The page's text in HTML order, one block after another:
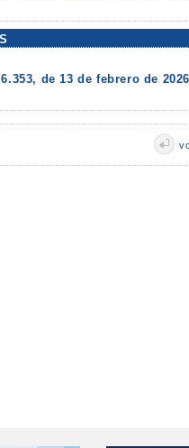
de 13 de febrero de 2026